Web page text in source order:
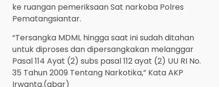
ke ruangan pemeriksaan Sat narkoba Polres
Pematangsiantar.
“Tersangka MDML hingga saat ini sudah ditahan
untuk diproses dan dipersangkakan melanggar
Pasal 114 Ayat (2) subs pasal 112 ayat (2) UU RI No.
35 Tahun 2009 Tentang Narkotika,” Kata AKP
Irwanta.(abar)